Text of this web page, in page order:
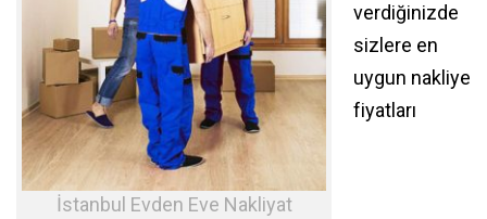
İstanbul Evden Eve Nakliyat
verdiğinizde
sizlere en
uygun nakliye
fiyatları